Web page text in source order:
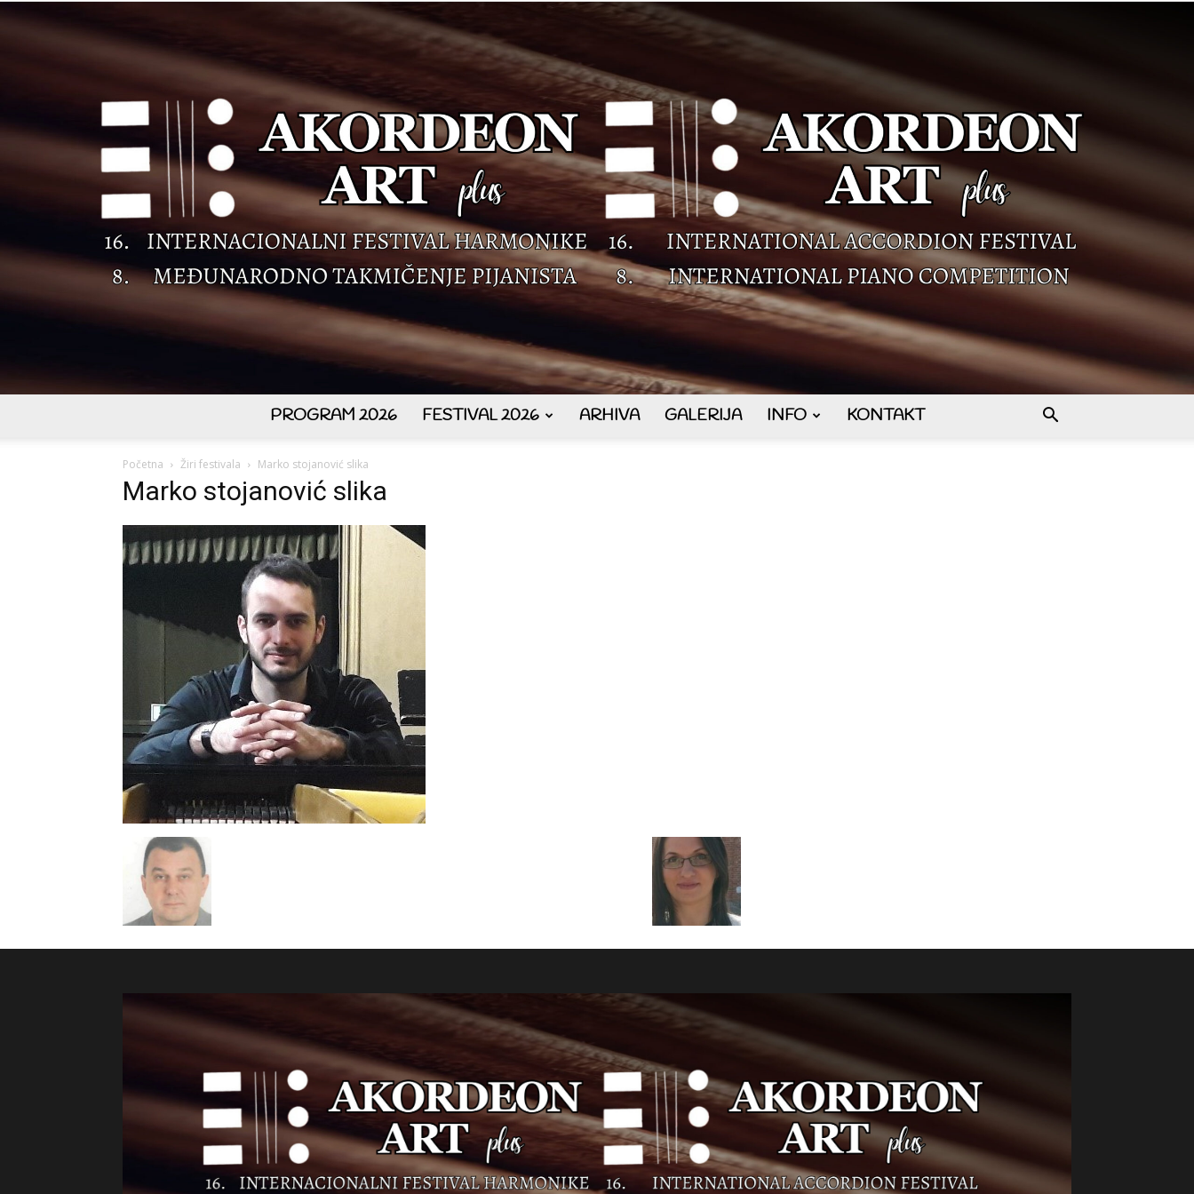
PROGRAM 2026 FESTIVAL 2026 ARHIVA GALERIJA INFO KONTAKT
Početna Žiri festivala Marko stojanović slika
Marko stojanović slika